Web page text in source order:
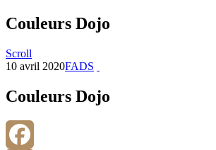
Couleurs Dojo
Scroll
10 avril 2020FADS
Couleurs Dojo